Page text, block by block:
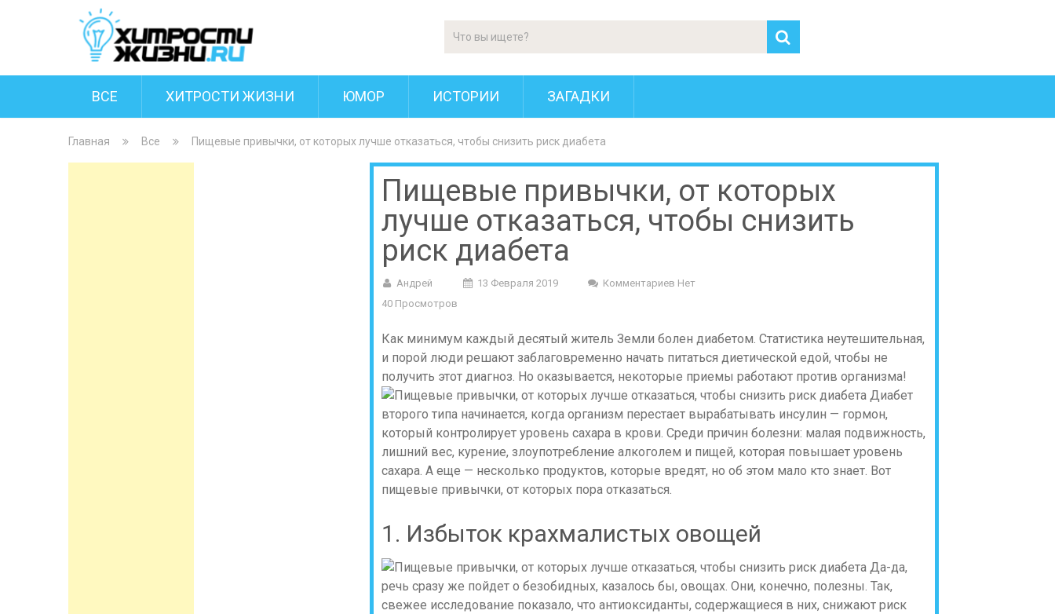
ВСЕ ХИТРОСТИ ЖИЗНИ ЮМОР ИСТОРИИ ЗАГАДКИ
Главная Все Пищевые привычки, от которых лучше отказаться, чтобы снизить риск диабета
Пищевые привычки, от которых
лучше отказаться, чтобы снизить
риск диабета
Андрей 13 Февраля 2019
Комментариев Нет
40 Просмотров
Как минимум каждый десятый житель Земли болен диабетом. Статистика неутешительная,
и порой люди решают заблаговременно начать питаться диетической едой, чтобы не
получить этот диагноз. Но оказывается, некоторые приемы работают против организма!
Диабет
второго типа начинается, когда организм перестает вырабатывать инсулин — гормон,
который контролирует уровень сахара в крови. Среди причин болезни: малая подвижность,
лишний вес, курение, злоупотребление алкоголем и пищей, которая повышает уровень
сахара. А еще — несколько продуктов, которые вредят, но об этом мало кто знает. Вот
пищевые привычки, от которых пора отказаться.
1. Избыток крахмалистых овощей
Да-да,
речь сразу же пойдет о безобидных, казалось бы, овощах. Они, конечно, полезны. Так,
свежее исследование показало, что антиоксиданты, содержащиеся в них, снижают риск